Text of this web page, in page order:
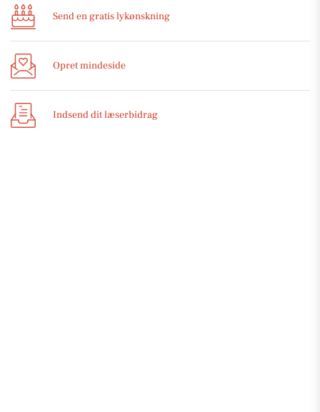
Send en gratis lykønskning
Opret mindeside
Indsend dit læserbidrag